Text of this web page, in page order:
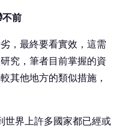
不前
，最終要看實效，這需
究，筆者目前掌握的資
其他地方的類似措施，
世界上許多國家都已經或